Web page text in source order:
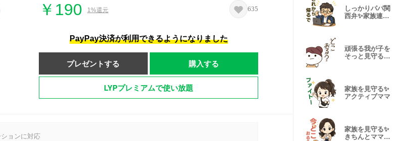
￥190 1%還元 635
PayPay決済が利用できるようになりました
プレゼントする 購入する
LYPプレミアムで使い放題
ョンに対応
しっかりパパ関
西弁✨家族連絡
頑張る我が子を
そっと見守る☀️
家族を見守る✨
アクティブママ
家族を見守る✨
きちんとママの